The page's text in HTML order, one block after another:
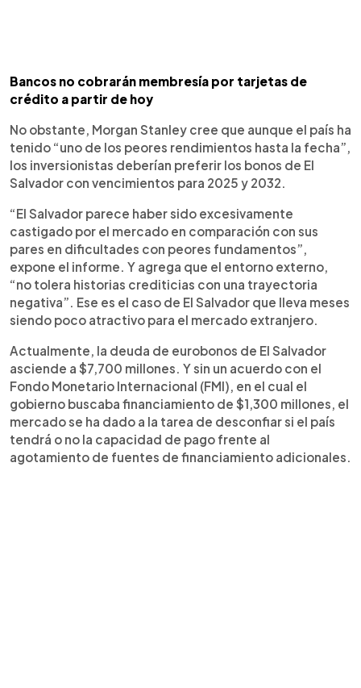
Bancos no cobrarán membresía por tarjetas de
crédito a partir de hoy
No obstante, Morgan Stanley cree que aunque el país ha
tenido “uno de los peores rendimientos hasta la fecha”,
los inversionistas deberían preferir los bonos de El
Salvador con vencimientos para 2025 y 2032.
“El Salvador parece haber sido excesivamente
castigado por el mercado en comparación con sus
pares en dificultades con peores fundamentos”,
expone el informe. Y agrega que el entorno externo,
“no tolera historias crediticias con una trayectoria
negativa”. Ese es el caso de El Salvador que lleva meses
siendo poco atractivo para el mercado extranjero.
Actualmente, la deuda de eurobonos de El Salvador
asciende a $7,700 millones. Y sin un acuerdo con el
Fondo Monetario Internacional (FMI), en el cual el
gobierno buscaba financiamiento de $1,300 millones, el
mercado se ha dado a la tarea de desconfiar si el país
tendrá o no la capacidad de pago frente al
agotamiento de fuentes de financiamiento adicionales.